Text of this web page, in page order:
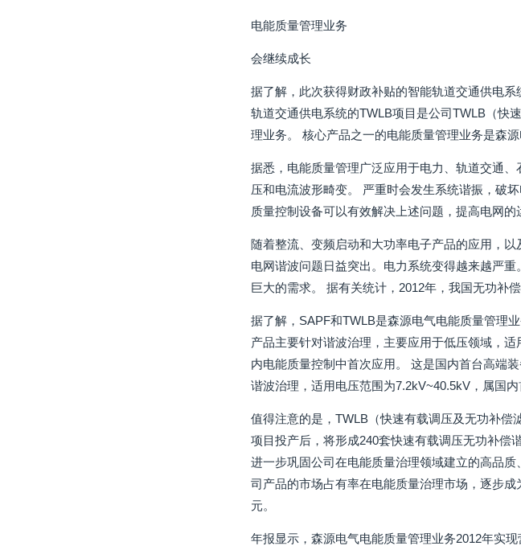
电能质量管理业务
会继续成长
据了解，此次获得财政补贴的智能轨道交通供电
轨道交通供电系统的TWLB项目是公司TWLB（快
理业务。 核心产品之一的电能质量管理业务是森
据悉，电能质量管理广泛应用于电力、轨道交通
压和电流波形畸变。 严重时会发生系统谐振，破
质量控制设备可以有效解决上述问题，提高电网的
随着整流、变频启动和大功率电子产品的应用，
电网谐波问题日益突出。电力系统变得越来越严
巨大的需求。 据有关统计，2012年，我国无功补
据了解，SAPF和TWLB是森源电气电能质量管理
产品主要针对谐波治理，主要应用于低压领域，
内电能质量控制中首次应用。 这是国内首台高端
谐波治理，适用电压范围为7.2kV~40.5kV，属国内
值得注意的是，TWLB（快速有载调压及无功补偿
项目投产后，将形成240套快速有载调压无功补偿
进一步巩固公司在电能质量治理领域建立的高品
司产品的市场占有率在电能质量治理市场，逐步
元。
年报显示，森源电气电能质量管理业务2012年实